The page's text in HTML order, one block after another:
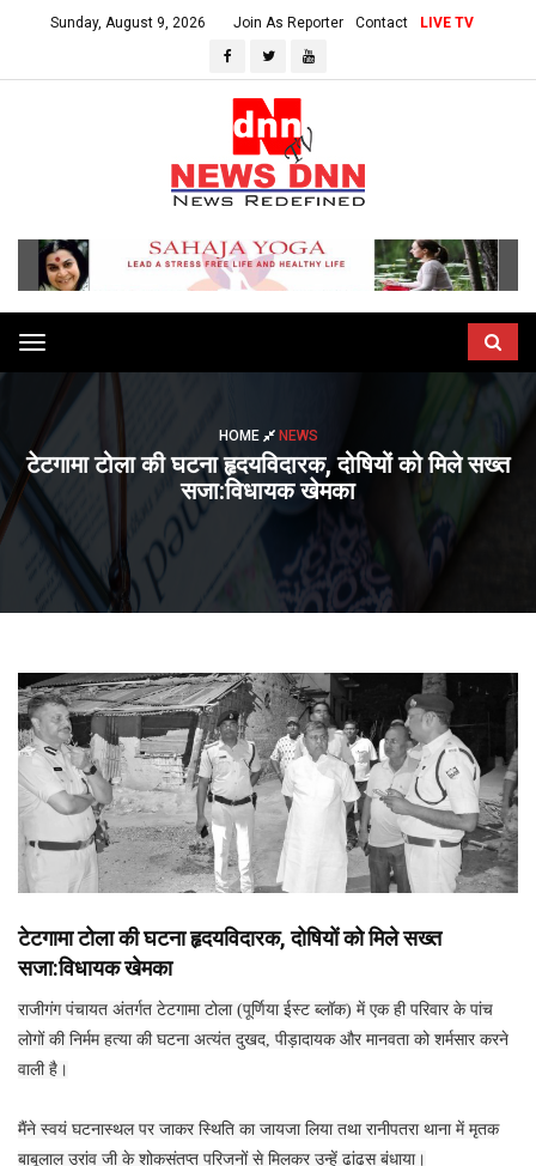
Sunday, August 9, 2026 Join As Reporter Contact LIVE TV
Toggle
navigation
HOME NEWS
टेटगामा टोला की घटना हृदयविदारक, दोषियों को मिले सख्त
सजा:विधायक खेमका
टेटगामा टोला की घटना हृदयविदारक, दोषियों को मिले सख्त
सजा:विधायक खेमका
राजीगंग पंचायत अंतर्गत टेटगामा टोला (पूर्णिया ईस्ट ब्लॉक) में एक ही परिवार के पांच
लोगों की निर्मम हत्या की घटना अत्यंत दुखद, पीड़ादायक और मानवता को शर्मसार करने
वाली है।
मैंने स्वयं घटनास्थल पर जाकर स्थिति का जायजा लिया तथा रानीपतरा थाना में मृतक
बाबूलाल उरांव जी के शोकसंतप्त परिजनों से मिलकर उन्हें ढांढस बंधाया।